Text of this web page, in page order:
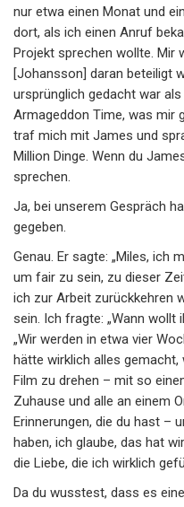
nur etwa einen Monat und
dort, als ich einen Anruf
Projekt sprechen wollte. Mir
[Johansson] daran beteiligt
ursprünglich gedacht war
Armageddon Time, was mir
traf mich mit James und
Million Dinge. Wenn du
sprechen.
Ja, bei unserem Gespräch
gegeben.
Genau. Er sagte: „Miles, ich
um fair zu sein, zu dieser
ich zur Arbeit zurückkehren
sein. Ich fragte: „Wann wollt
„Wir werden in etwa vier
hätte wirklich alles
Film zu drehen – mit so
Zuhause und alle an einem
Erinnerungen, die du hast –
haben, ich glaube, das hat
die Liebe, die ich wirklich
Da du wusstest, dass es